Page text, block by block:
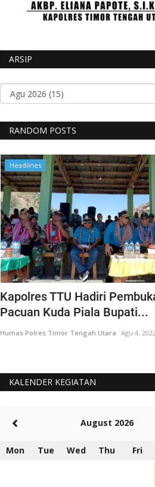
ARSIP
RANDOM POSTS
Headlines
Kapolres TTU Hadiri
Pacuan Kuda Piala Bupati...
Humas Polres Timor Tengah Utara Agu 4, 2022
KALENDER KEGIATAN
August 2026
Mon Tue Wed Thu Fri